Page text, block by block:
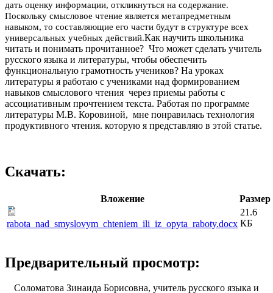
дать оценку информации, откликнуться на содержание.
Поскольку смысловое чтение является метапредметным
навыком, то составляющие его части будут в структуре всех
универсальных учебных действий.Как научить школьника
читать и понимать прочитанное? Что может сделать учитель
русского языка и литературы, чтобы обеспечить
функциональную грамотность учеников? На уроках
литературы я работаю с учениками над формированием
навыков смыслового чтения через приемы работы с
ассоциативным прочтением текста. Работая по программе
литературы М.В. Коровиной, мне понравилась технология
продуктивного чтения. которую я представляю в этой статье.
Скачать:
Вложение Размер
rabota_nad_smyslovym_chteniem_ili_iz_opyta_raboty.docx
21.6
КБ
Предварительный просмотр:
Соломатова Зинаида Борисовна, учитель русского языка и